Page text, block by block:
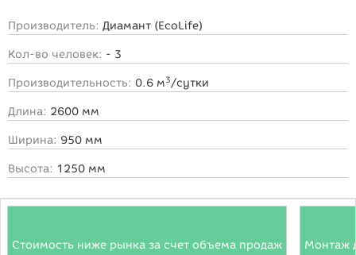
Производитель: Диамант (EcoLife)
Кол-во человек: - 3
Производительность: 0.6 м3/сутки
Длина: 2600 мм
Ширина: 950 мм
Высота: 1250 мм
Стоимость ниже рынка за счет объема продаж Монтаж